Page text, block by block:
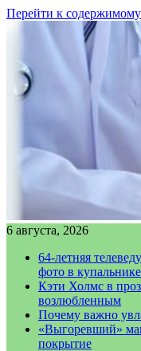
Перейти к содержимому
6 августа, 2026
64-летняя
фото в купальнике
Кэти Холмс в
возлюбленным
Почему важно
«Выгоревший»
покрытие